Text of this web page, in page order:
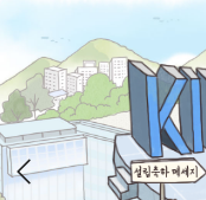
키워드
간행물 변천사
기록물 아카이브
사진 아카이브 문서